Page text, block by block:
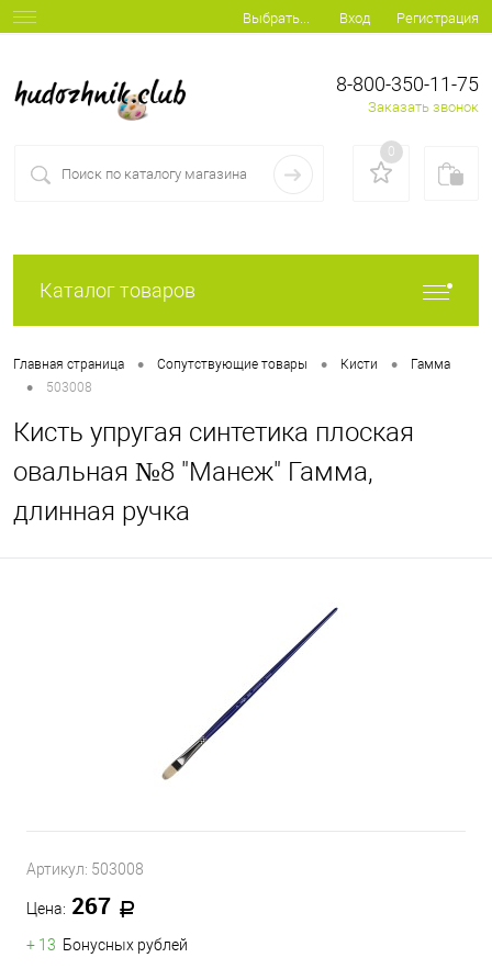
Выбрать... Вход Регистрация
8-800-350-11-75
Заказать звонок
0
Каталог товаров
Главная страница • Сопутствующие товары • Кисти • Гамма
• 503008
Кисть упругая синтетика плоская
овальная №8 "Манеж" Гамма,
длинная ручка
Артикул: 503008
Цена: 267
+ 13 Бонусных рублей